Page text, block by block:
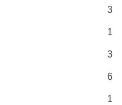
3
1
3
6
1